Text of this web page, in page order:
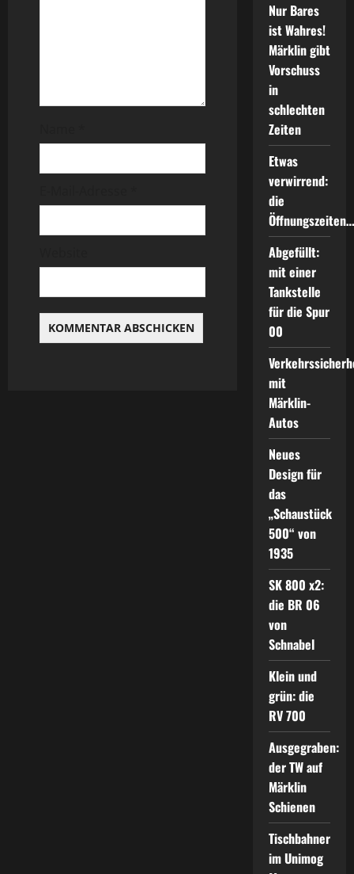
a
t
i
o
n
Nur Bares
ist Wahres!
Märklin gibt
Vorschuss
in
schlechten
Zeiten
Etwas
verwirrend:
die
Öffnungszeiten…
Abgefüllt:
mit einer
Tankstelle
für die Spur
00
mit
Märklin-
Autos
Neues
Design für
das
„Schaustück
500“ von
1935
SK 800 x2:
die BR 06
von
Schnabel
Klein und
grün: die
RV 700
Ausgegraben:
der TW auf
Märklin
Schienen
Tischbahner
im Unimog